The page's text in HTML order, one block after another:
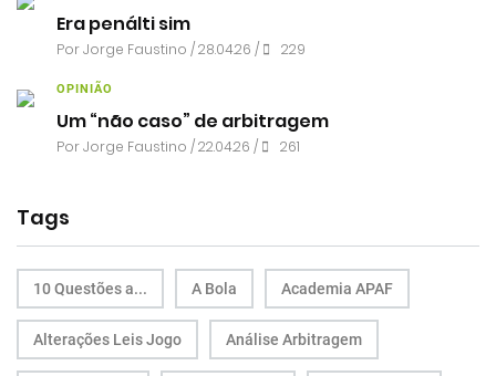
Era penálti sim
PorJorge Faustino / 28.04.26 / 229
OPINIÃO
Um “não caso” de arbitragem
PorJorge Faustino / 22.04.26 / 261
Tags
10 Questões a... A Bola Academia APAF
Alterações Leis Jogo Análise Arbitragem